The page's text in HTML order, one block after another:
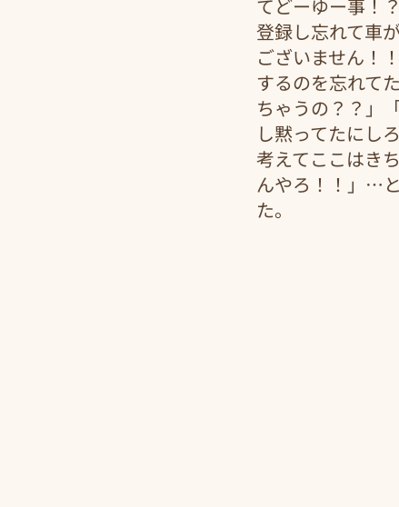
てどーゆー事！
登録し忘れて車
ございません！
するのを忘れて
ちゃうの？？」
し黙ってたにし
考えてここはき
んやろ！！」…
た。